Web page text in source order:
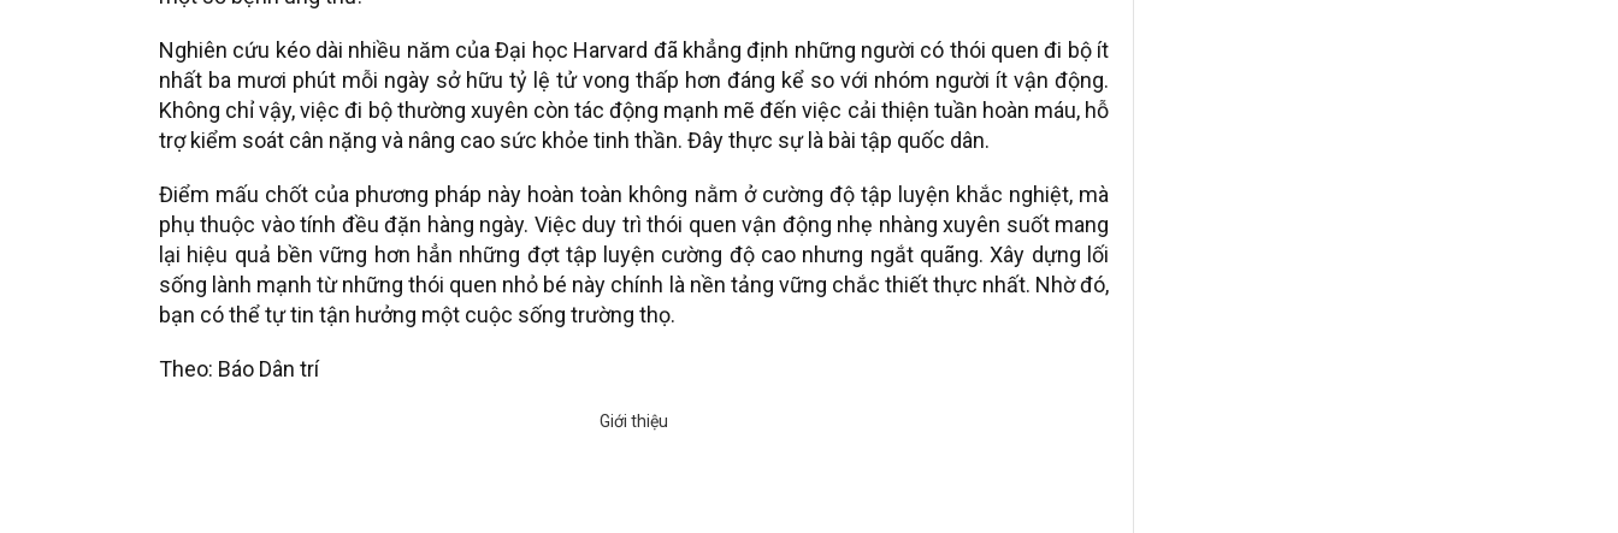
Nghiên cứu kéo dài nhiều năm của Đại học Harvard đã khẳng định những người có thói quen đi bộ ít
nhất ba mươi phút mỗi ngày sở hữu tỷ lệ tử vong thấp hơn đáng kể so với nhóm người ít vận động.
Không chỉ vậy, việc đi bộ thường xuyên còn tác động mạnh mẽ đến việc cải thiện tuần hoàn máu, hỗ
trợ kiểm soát cân nặng và nâng cao sức khỏe tinh thần. Đây thực sự là bài tập quốc dân.
Điểm mấu chốt của phương pháp này hoàn toàn không nằm ở cường độ tập luyện khắc nghiệt, mà
phụ thuộc vào tính đều đặn hàng ngày. Việc duy trì thói quen vận động nhẹ nhàng xuyên suốt mang
lại hiệu quả bền vững hơn hẳn những đợt tập luyện cường độ cao nhưng ngắt quãng. Xây dựng lối
sống lành mạnh từ những thói quen nhỏ bé này chính là nền tảng vững chắc thiết thực nhất. Nhờ đó,
bạn có thể tự tin tận hưởng một cuộc sống trường thọ.
Theo: Báo Dân trí